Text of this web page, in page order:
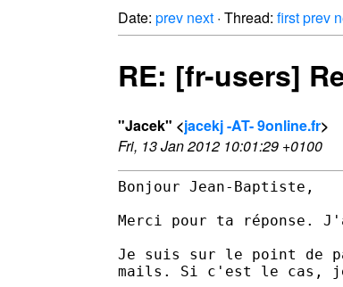
Date: prev next · Thread: firstprev
RE: [fr-users]
"Jacek" <jacekj -AT- 9online.fr>
Fri, 13 Jan 2012 10:01:29 +0100
Bonjour Jean-Baptiste,
Merci pour ta réponse.
Je suis sur le point de
mails. Si c'est le cas, je